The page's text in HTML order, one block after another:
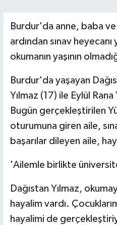
Burdur'da anne, baba ve
ardından sınav
okumanın yaşının
Burdur'da yaşayan
Yılmaz (17) ile Eylül
Bugün gerçekleştirilen
oturumuna giren aile,
başarılar dileyen aile,
'Ailemle birlikte
Dağıstan Yılmaz,
hayalim vardı.
hayalimi de